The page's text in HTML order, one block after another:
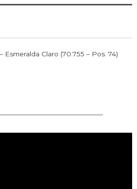
Esmeralda Claro (70.755 – Pos. 74)